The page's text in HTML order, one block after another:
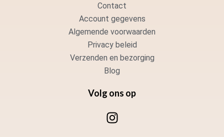
Contact
Account gegevens
Algemende voorwaarden
Privacy beleid
Verzenden en bezorging
Blog
Volg ons op
I
n